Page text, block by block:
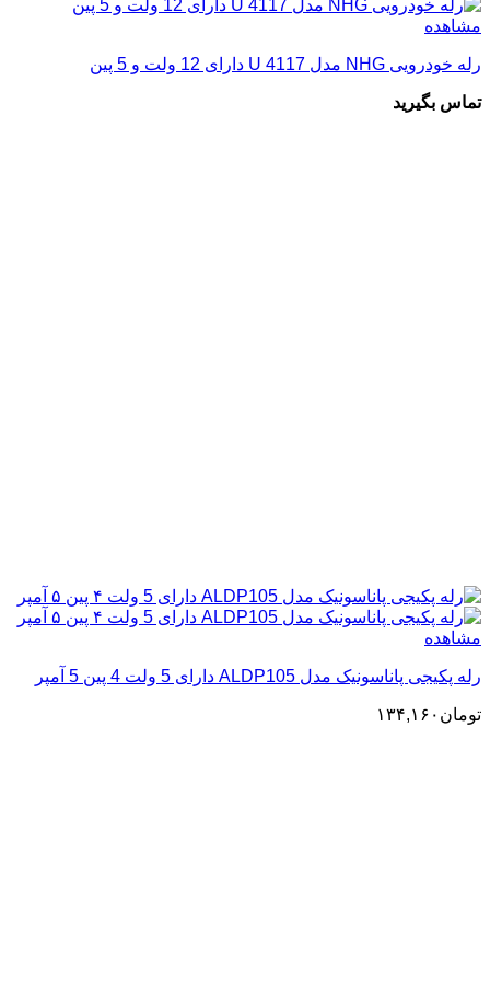
مشاهده
رله خودرویی NHG مدل 4117 U دارای 12 ولت و 5 پین
تماس بگیرید
مشاهده
رله پکیجی پاناسونیک مدل ALDP105 دارای 5 ولت 4 پین 5 آمپر
تومان ۱۳۴,۱۶۰